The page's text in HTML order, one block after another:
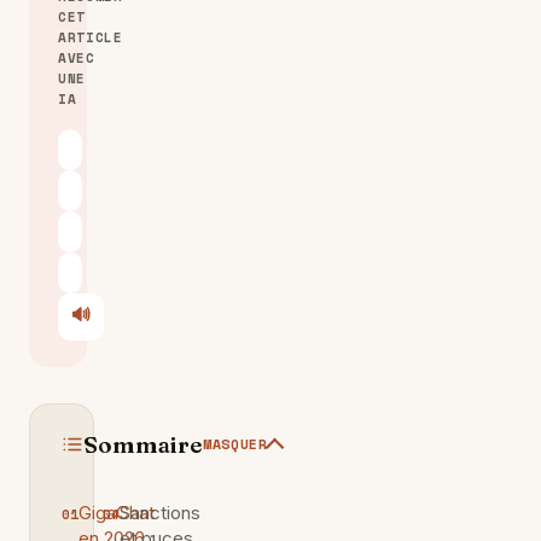
CET
ARTICLE
AVEC
UNE
IA
ChatGPT
Claude
Perplexity
Le Chat
🔊
Écouter
SommaireMASQUER
GigaChatSanctions